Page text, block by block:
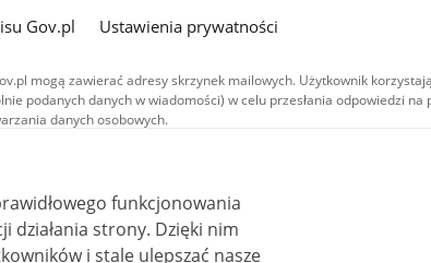
Gov.pl
Ustawienia prywatności
mogą zawierać adresy skrzynek mailowych. Użytkownik
podanych danych w wiadomości) w celu przesłania odpowiedzi
danych osobowych.
w serwisie (z wyłączeniem treści audiowizualnych), są
typu Creative Commons: uznanie autorstwa - na tych samych
SA 4.0). Materiały audiowizualne, w tym zdjęcia, materiały audio i
typu Creative Commons: uznanie autorstwa użycie
4.0 (CC BY-NC-ND 4.0), o ile nie jest to stwierdzone inaczej.
funkcjonowania
strony. Dzięki nim
i stale ulepszać nasze